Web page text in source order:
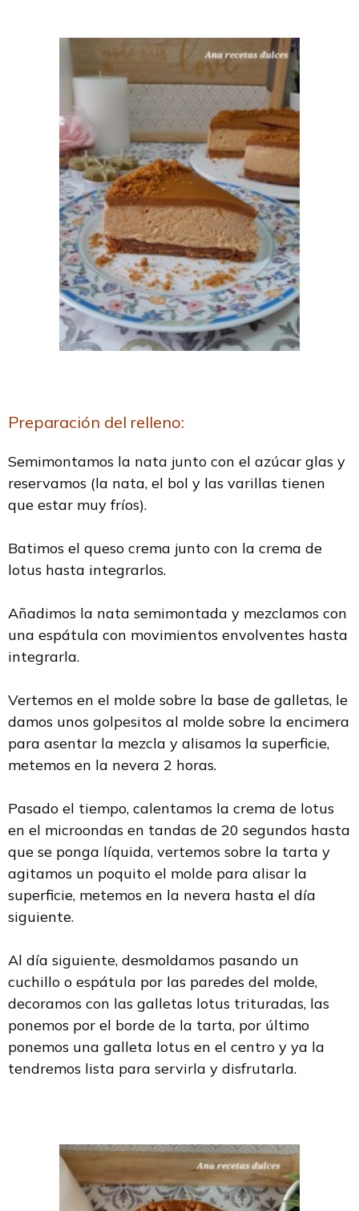
Preparación del relleno:
Semimontamos la nata junto con el azúcar glas y
reservamos (la nata, el bol y las varillas tienen
que estar muy fríos).
Batimos el queso crema junto con la crema de
lotus hasta integrarlos.
Añadimos la nata semimontada y mezclamos con
una espátula con movimientos envolventes hasta
integrarla.
Vertemos en el molde sobre la base de galletas, le
damos unos golpesitos al molde sobre la encimera
para asentar la mezcla y alisamos la superficie,
metemos en la nevera 2 horas.
Pasado el tiempo, calentamos la crema de lotus
en el microondas en tandas de 20 segundos hasta
que se ponga líquida, vertemos sobre la tarta y
agitamos un poquito el molde para alisar la
superficie, metemos en la nevera hasta el día
siguiente.
Al día siguiente, desmoldamos pasando un
cuchillo o espátula por las paredes del molde,
decoramos con las galletas lotus trituradas, las
ponemos por el borde de la tarta, por último
ponemos una galleta lotus en el centro y ya la
tendremos lista para servirla y disfrutarla.